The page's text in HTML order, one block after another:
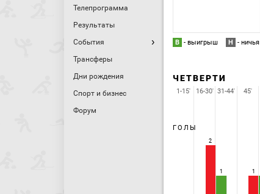
Телепрограмма
Результаты
События
Трансферы
Дни рождения
Спорт и бизнес
Форум
В - выигрыш Н - ничья
ЧЕТВЕРТИ
ГОЛЫ
2
1 1
1-15' 16-30' 31-44' 45'